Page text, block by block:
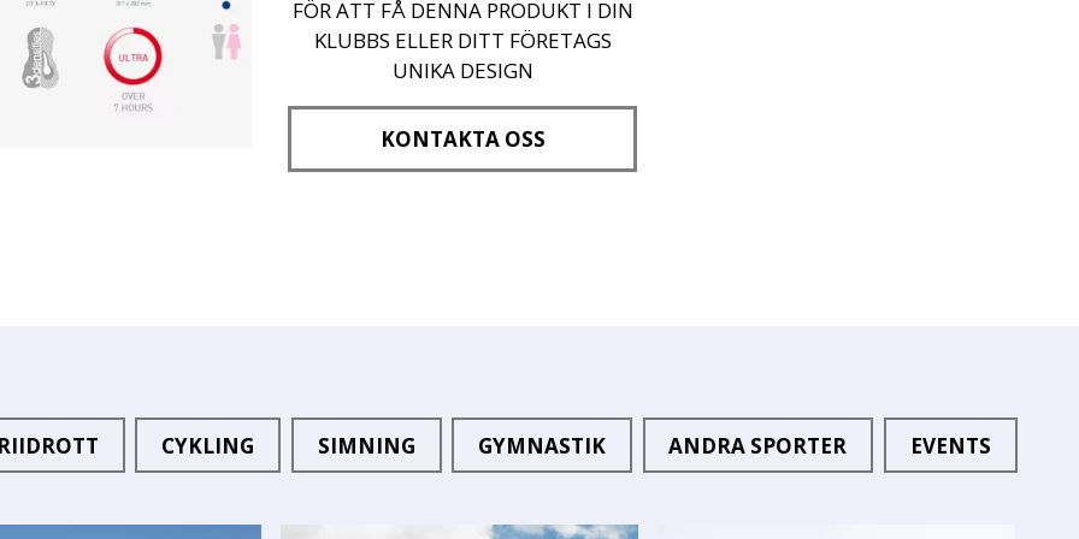
FÖR ATT FÅ DENNA PRODUKT I DIN
KLUBBS ELLER DITT FÖRETAGS
UNIKA DESIGN
KONTAKTA OSS
CYKLING SIMNING GYMNASTIK ANDRA SPORTER EVENTS